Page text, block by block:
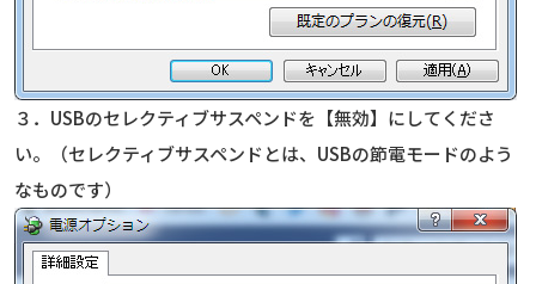
３．USBのセレクティブサスペンドを【無効】にしてくださ
い。（セレクティブサスペンドとは、USBの節電モードのよう
なものです）